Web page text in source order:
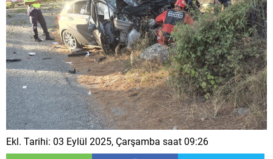
Ekl. Tarihi: 03 Eylül 2025, Çarşamba saat 09:26